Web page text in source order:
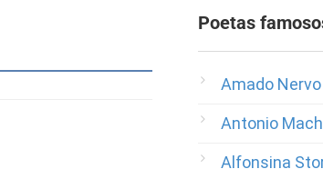
Poetas
Amado Nervo
Antonio
Alfonsina